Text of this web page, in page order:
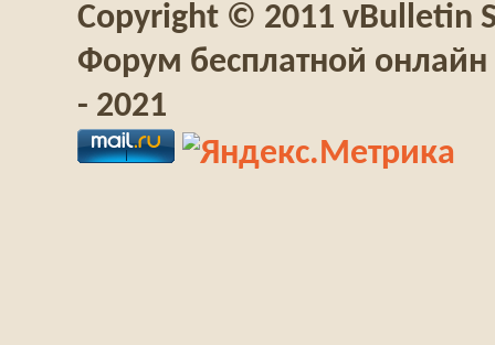
Copyright © 2011 vBulletin
Форум бесплатной
- 2021